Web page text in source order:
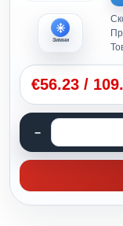
Зимни
€56.23 /